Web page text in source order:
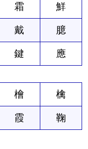
霜 鮮
戴 臆
鍵 應
檜 檎
霞 鞠